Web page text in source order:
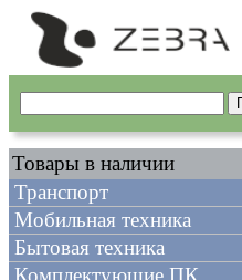
Товары в наличии
Транспорт
Мобильная техника
Бытовая техника
Комплектующие ПК